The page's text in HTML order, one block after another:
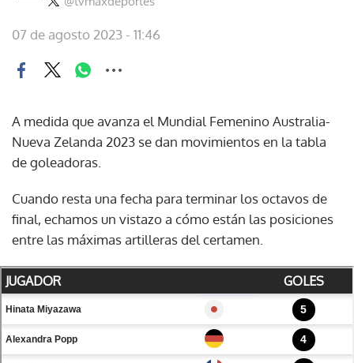
07 de agosto 2023 - 11:46
A medida que avanza el Mundial Femenino Australia-
Nueva Zelanda 2023 se dan movimientos en la tabla
de goleadoras.
Cuando resta una fecha para terminar los octavos de
final, echamos un vistazo a cómo están las posiciones
entre las máximas artilleras del certamen.